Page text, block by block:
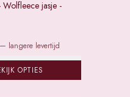
Wolfleece jasje -
langere levertijd
OPTIES